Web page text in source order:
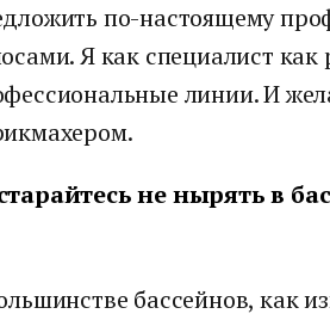
по-настоящему
Я как специалист как
линии. И
не нырять в
бассейнов, как